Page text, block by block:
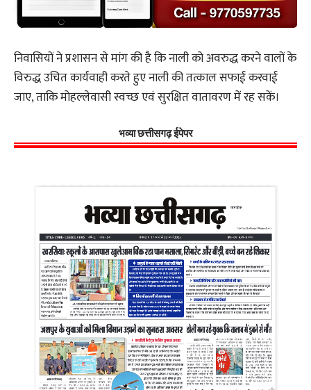
निवासियों ने प्रशासन से मांग की है कि नाली को अवरुद्ध करने वालों के
विरुद्ध उचित कार्यवाही करते हुए नाली की तत्काल सफाई करवाई
जाए, ताकि मोहल्लेवासी स्वच्छ एवं सुरक्षित वातावरण में रह सकें।
भव्या छत्तीसगढ़ ईपेपर